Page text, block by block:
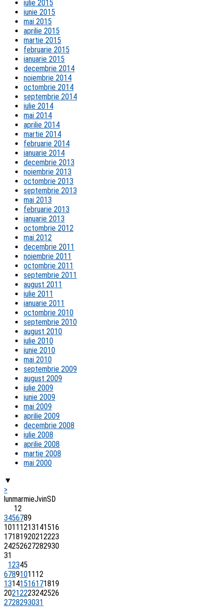
iulie 2015
iunie 2015
mai 2015
aprilie 2015
martie 2015
februarie 2015
ianuarie 2015
decembrie 2014
noiembrie 2014
octombrie 2014
septembrie 2014
iulie 2014
mai 2014
aprilie 2014
martie 2014
februarie 2014
ianuarie 2014
decembrie 2013
noiembrie 2013
octombrie 2013
septembrie 2013
mai 2013
februarie 2013
ianuarie 2013
octombrie 2012
mai 2012
decembrie 2011
noiembrie 2011
octombrie 2011
septembrie 2011
august 2011
iulie 2011
ianuarie 2011
octombrie 2010
septembrie 2010
august 2010
iulie 2010
iunie 2010
mai 2010
septembrie 2009
august 2009
iulie 2009
iunie 2009
mai 2009
aprilie 2009
decembrie 2008
iulie 2008
aprilie 2008
martie 2008
mai 2000
▼
>
lunmarmieJvinS D
12
3456789
1011 1213141516
17181920212223
24252627282930
31
12345
67891011 12
13141516171819
20212223242526
2728293031